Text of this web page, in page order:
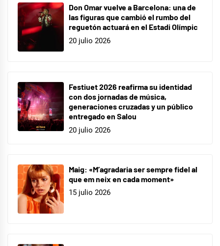
Don Omar vuelve a Barcelona: una de
las figuras que cambió el rumbo del
reguetón actuará en el Estadi Olímpic
20 julio 2026
Festiuet 2026 reafirma su identidad
con dos jornadas de música,
generaciones cruzadas y un público
entregado en Salou
20 julio 2026
Maig: «M’agradaria ser sempre fidel al
que em neix en cada moment»
15 julio 2026